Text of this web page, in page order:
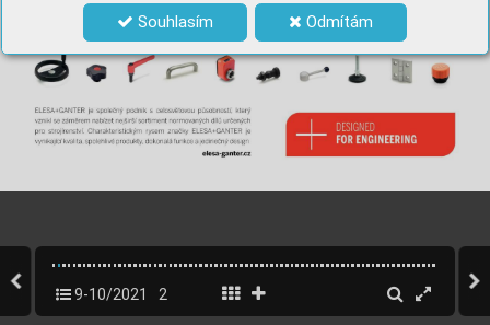
Souhlasím Odmítám
9-10/2021 2